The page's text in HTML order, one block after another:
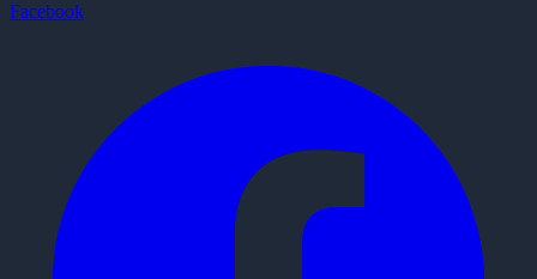
Facebook